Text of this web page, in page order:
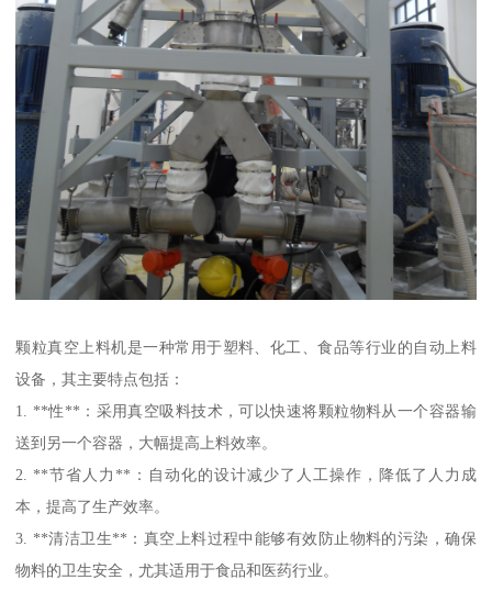
颗粒真空上料机是一种常用于塑料、化工、食品等行业的自动上料
设备，其主要特点包括：
1. **性**：采用真空吸料技术，可以快速将颗粒物料从一个容器输
送到另一个容器，大幅提高上料效率。
2. **节省人力**：自动化的设计减少了人工操作，降低了人力成
本，提高了生产效率。
3. **清洁卫生**：真空上料过程中能够有效防止物料的污染，确保
物料的卫生安全，尤其适用于食品和医药行业。